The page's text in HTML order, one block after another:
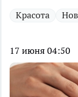
Красота
17 июня 04:50